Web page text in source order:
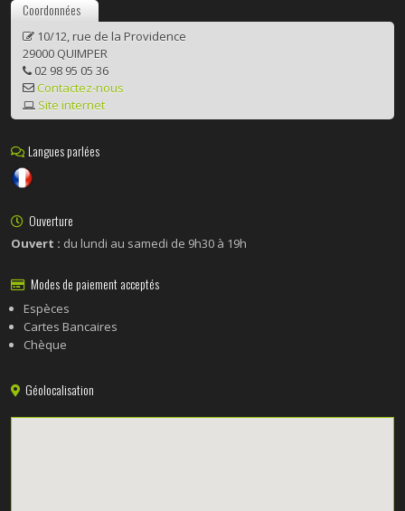
Coordonnées
10/12, rue de la Providence
29000 QUIMPER
02 98 95 05 36
Contactez-nous
Site internet
Langues parlées
Ouverture
Ouvert : du lundi au samedi de 9h30 à 19h
Modes de paiement acceptés
Espèces
Cartes Bancaires
Chèque
Géolocalisation